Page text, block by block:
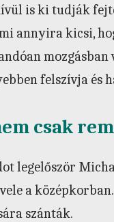
is ki tudják
annyira kicsi,
felszívja és
csak
legelőször
a
szánták.